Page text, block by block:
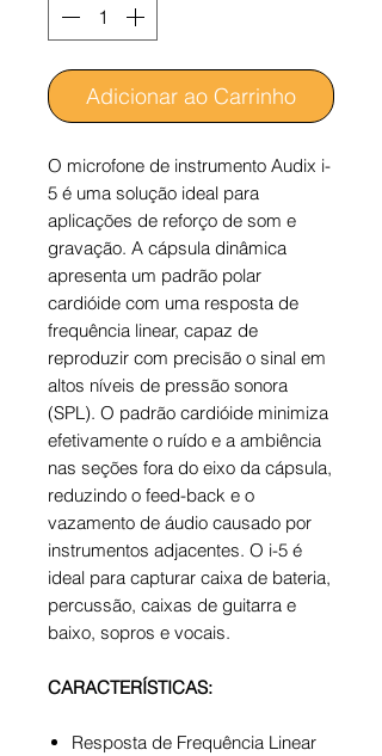
Adicionar ao Carrinho
O microfone de instrumento Audix i-
5 é uma solução ideal para
aplicações de reforço de som e
gravação. A cápsula dinâmica
apresenta um padrão polar
cardióide com uma resposta de
frequência linear, capaz de
reproduzir com precisão o sinal em
altos níveis de pressão sonora
(SPL). O padrão cardióide minimiza
efetivamente o ruído e a ambiência
nas seções fora do eixo da cápsula,
reduzindo o feed-back e o
vazamento de áudio causado por
instrumentos adjacentes. O i-5 é
ideal para capturar caixa de bateria,
percussão, caixas de guitarra e
baixo, sopros e vocais.
CARACTERÍSTICAS:
Resposta de Frequência Linear